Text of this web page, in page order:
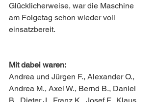
Glücklicherweise, war die Maschine
am Folgetag schon wieder voll
einsatzbereit.
Mit dabei waren:
Andrea und Jürgen F., Alexander O.,
Andrea M., Axel W., Bernd B., Daniel